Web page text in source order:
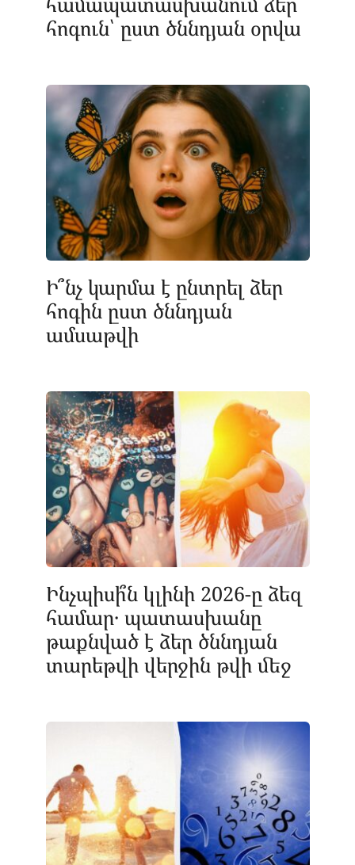
հոգուն՝ ըստ ծննդյան օրվա
Ի՞նչ կարմա է ընտրել ձեր
հոգին ըստ ծննդյան
ամսաթվի
Ինչպիսի՞ն կլինի 2026-ը ձեզ
համար․ պատասխանը
թաքնված է ձեր ծննդյան
տարեթվի վերջին թվի մեջ